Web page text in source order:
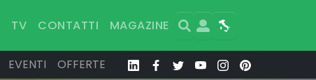
TV CONTATTI MAGAZINE Search
User Map
EVENTI OFFERTE